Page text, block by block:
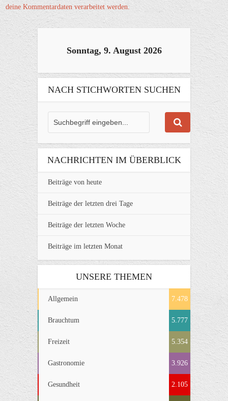
deine Kommentardaten verarbeitet werden.
Sonntag, 9. August 2026
NACH STICHWORTEN SUCHEN
NACHRICHTEN IM ÜBERBLICK
Beiträge von heute
Beiträge der letzten drei Tage
Beiträge der letzten Woche
Beiträge im letzten Monat
UNSERE THEMEN
Allgemein 7.478
Brauchtum 5.777
Freizeit 5.354
Gastronomie 3.926
Gesundheit 2.105